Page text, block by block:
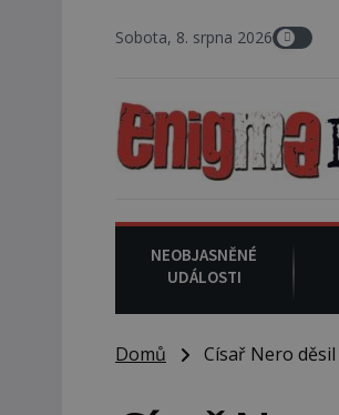
Sobota, 8. srpna 20268. srpna
NEOBJASNĚNÉ
UDÁLOSTI
Domů Císař Nero